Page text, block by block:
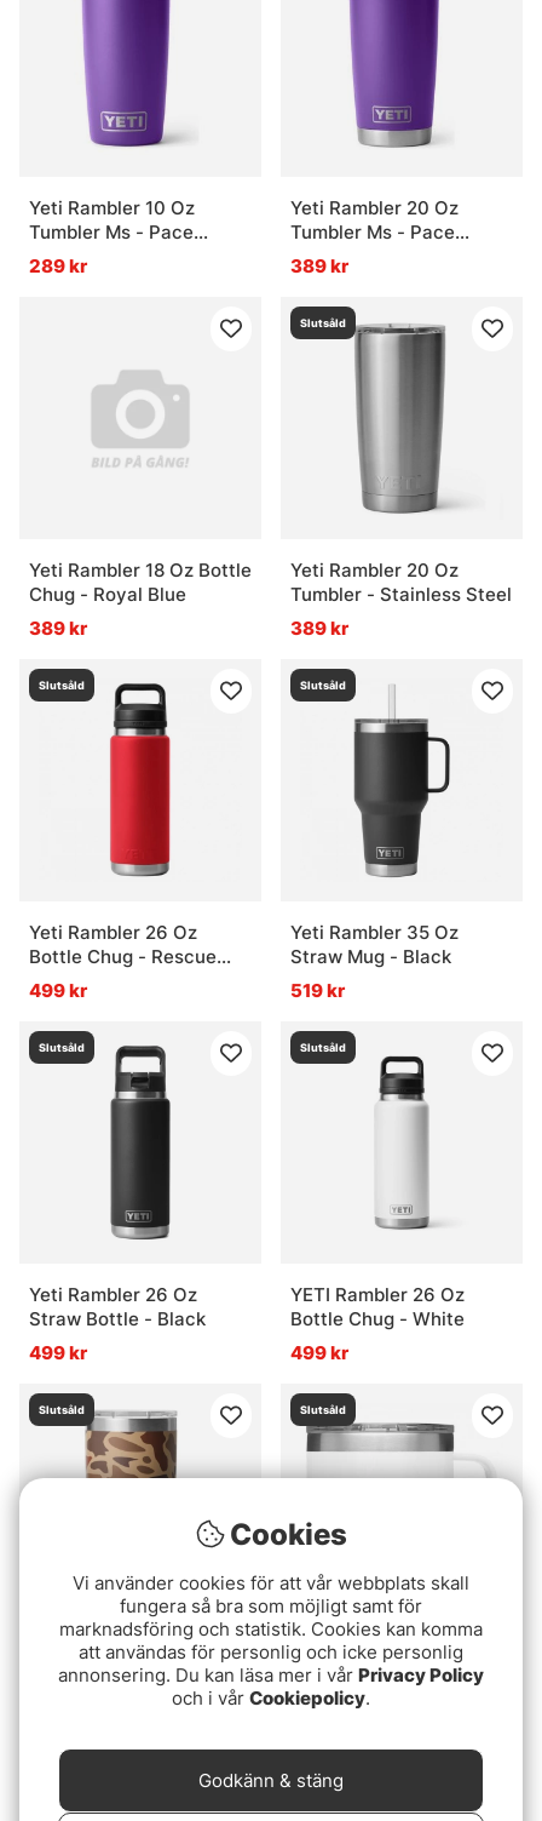
Yeti Rambler 10 Oz
Tumbler Ms - Pace
Purple
289 kr
Yeti Rambler 20 Oz
Tumbler Ms - Pace
Purple
389 kr
Yeti Rambler 18 Oz Bottle
Chug - Royal Blue
389 kr
Slutsåld
Yeti Rambler 20 Oz
Tumbler - Stainless Steel
389 kr
Slutsåld
Yeti Rambler 26 Oz
Bottle Chug - Rescue
Red
499 kr
Slutsåld
Yeti Rambler 35 Oz
Straw Mug - Black
519 kr
Slutsåld
Yeti Rambler 26 Oz
Straw Bottle - Black
499 kr
Slutsåld
YETI Rambler 26 Oz
Bottle Chug - White
499 kr
Slutsåld
Yeti Rambler 20 Oz
Tumbler - Wetlands
Slutsåld
Yeti Rambler 14 Oz Mug -
White
389 kr
Slutsåld
Cookies
Vi använder cookies för att vår webbplats skall
fungera så bra som möjligt samt för
marknadsföring och statistik. Cookies kan komma
att användas för personlig och icke personlig
annonsering. Du kan läsa mer i vår Privacy Policy
och i vår Cookiepolicy.
Godkänn & stäng